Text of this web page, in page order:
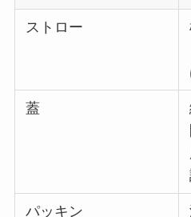
ストロー
蓋
パッキン